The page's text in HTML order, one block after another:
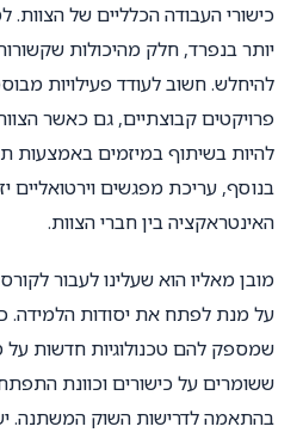
כישורי העבודה הכלליים של
יותר בנפרד, חלק מהיכולות
להיחלש. חשוב לעודד פעילויות
פרויקטים קבוצתיים, גם כאשר
להיות בשיתוף במיזמים באמצעות
בנוסף, עריכת מפגשים
האינטראקציה בין חברי הצוות.
מובן מאליו הוא שעלינו לעבור
על מנת לפתח את יסודות הלמידה.
שמספק להם טכנולוגיות חדשות
ששומרים על כישורים וכוונת
בהתאמה לדרישות השוק המשתנה.